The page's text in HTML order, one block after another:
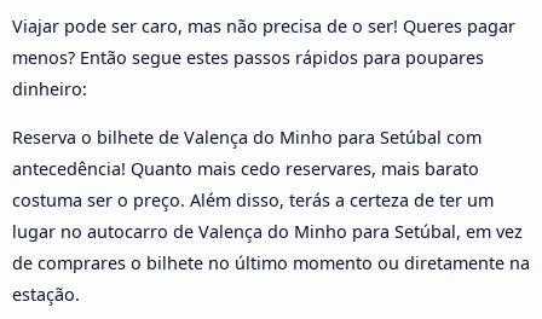
Viajar pode ser caro, mas não precisa de o ser! Queres pagar
menos? Então segue estes passos rápidos para poupares
dinheiro:
Reserva o bilhete de Valença do Minho para Setúbal com
antecedência! Quanto mais cedo reservares, mais barato
costuma ser o preço. Além disso, terás a certeza de ter um
lugar no autocarro de Valença do Minho para Setúbal, em vez
de comprares o bilhete no último momento ou diretamente na
estação.